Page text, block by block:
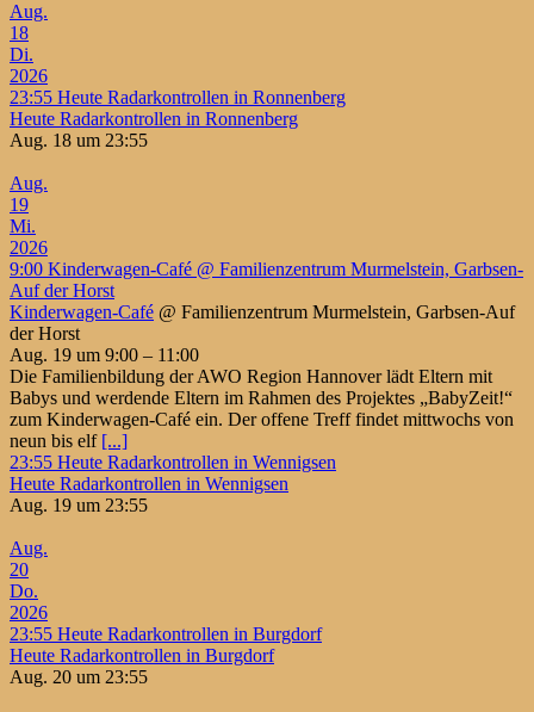
Aug.
18
Di.
2026
23:55 Heute Radarkontrollen in Ronnenberg
Heute Radarkontrollen in Ronnenberg
Aug. 18 um 23:55
Aug.
19
Mi.
2026
9:00 Kinderwagen-Café @ Familienzentrum Murmelstein, Garbsen-
Auf der Horst
Kinderwagen-Café @ Familienzentrum Murmelstein, Garbsen-Auf
der Horst
Aug. 19 um 9:00 – 11:00
Die Familienbildung der AWO Region Hannover lädt Eltern mit
Babys und werdende Eltern im Rahmen des Projektes „BabyZeit!“
zum Kinderwagen-Café ein. Der offene Treff findet mittwochs von
neun bis elf [...]
23:55 Heute Radarkontrollen in Wennigsen
Heute Radarkontrollen in Wennigsen
Aug. 19 um 23:55
Aug.
20
Do.
2026
23:55 Heute Radarkontrollen in Burgdorf
Heute Radarkontrollen in Burgdorf
Aug. 20 um 23:55